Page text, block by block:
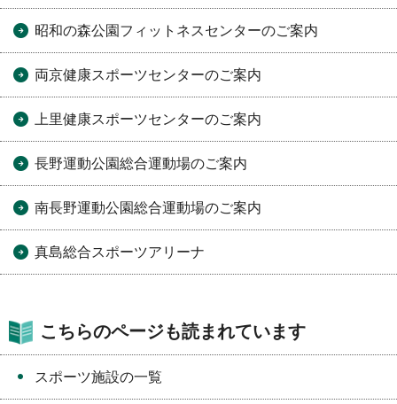
昭和の森公園フィットネスセンターのご案内
両京健康スポーツセンターのご案内
上里健康スポーツセンターのご案内
長野運動公園総合運動場のご案内
南長野運動公園総合運動場のご案内
真島総合スポーツアリーナ
こちらのページも読まれています
スポーツ施設の一覧